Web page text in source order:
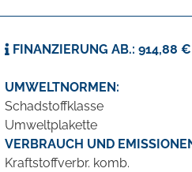
FINANZIERUNG AB.: 914,88
UMWELTNORMEN:
Schadstoffklasse
Umweltplakette
VERBRAUCH UND
Kraftstoffverbr. komb.